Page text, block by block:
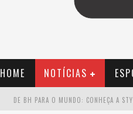
HOME NOTÍCIAS